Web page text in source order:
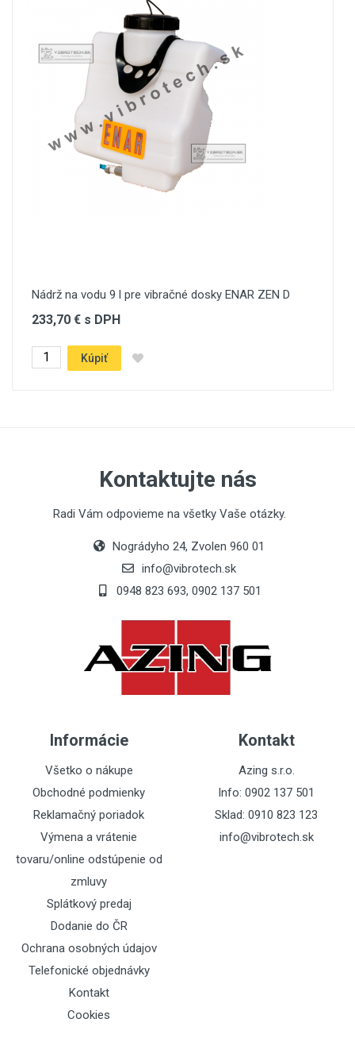
Email Address
Your Review
Nádrž na vodu 9 l pre vibračné dosky ENAR ZEN D
233,70 € s DPH
Kúpiť
Kontaktujte nás
Radi Vám odpovieme na všetky Vaše otázky.
Nográdyho 24, Zvolen 960 01
info@vibrotech.sk
0948 823 693, 0902 137 501
Informácie
Všetko o nákupe
Obchodné podmienky
Reklamačný poriadok
Výmena a vrátenie
tovaru/online odstúpenie od
zmluvy
Splátkový predaj
Dodanie do ČR
Ochrana osobných údajov
Telefonické objednávky
Kontakt
Cookies
Kontakt
Azing s.r.o.
Info: 0902 137 501
Sklad: 0910 823 123
info@vibrotech.sk